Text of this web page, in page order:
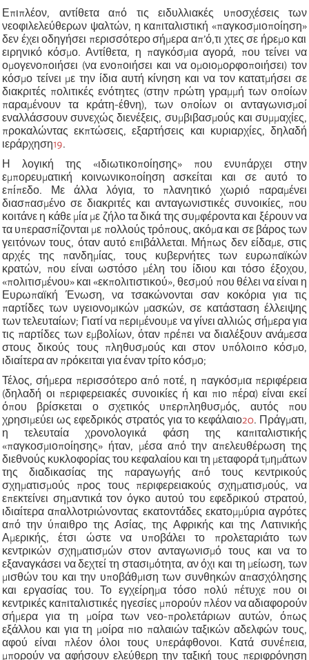
Επιπλέον, αντίθετα από τις ειδυλλιακές υποσχέσεις των
νεοφιλελεύθερων ψαλτών, η καπιταλιστική «παγκοσμιοποίηση»
δεν έχει οδηγήσει περισσότερο σήμερα απ’ό,τι χτες σε ήρεμο και
ειρηνικό κόσμο. Αντίθετα, η παγκόσμια αγορά, που τείνει να
ομογενοποιήσει (να ενοποιήσει και να ομοιομορφοποιήσει) τον
κόσμο τείνει με την ίδια αυτή κίνηση και να τον κατατμήσει σε
διακριτές πολιτικές ενότητες (στην πρώτη γραμμή των οποίων
παραμένουν τα κράτη-έθνη), των οποίων οι ανταγωνισμοί
εναλλάσσουν συνεχώς διενέξεις, συμβιβασμούς και συμμαχίες,
προκαλώντας εκπτώσεις, εξαρτήσεις και κυριαρχίες, δηλαδή
ιεράρχηση19.
Η λογική της «ιδιωτικοποίησης» που ενυπάρχει στην
εμπορευματική κοινωνικοποίηση ασκείται και σε αυτό το
επίπεδο. Με άλλα λόγια, το πλανητικό χωριό παραμένει
διασπασμένο σε διακριτές και ανταγωνιστικές συνοικίες, που
κοιτάνε η κάθε μία με ζήλο τα δικά της συμφέροντα και ξέρουν να
τα υπερασπίζονται με πολλούς τρόπους, ακόμα και σε βάρος των
γειτόνων τους, όταν αυτό επιβάλλεται. Μήπως δεν είδαμε, στις
αρχές της πανδημίας, τους κυβερνήτες των ευρωπαϊκών
κρατών, που είναι ωστόσο μέλη του ίδιου και τόσο έξοχου,
«πολιτισμένου» και«εκπολιτιστικού», θεσμού που θέλει να είναι η
Ευρωπαϊκή Ένωση, να τσακώνονται σαν κοκόρια για τις
παρτίδες των υγειονομικών μασκών, σε κατάσταση έλλειψης
των τελευταίων; Γιατί να περιμένουμε να γίνει αλλιώς σήμερα για
τις παρτίδες των εμβολίων, όταν πρέπει να διαλέξουν ανάμεσα
στους δικούς τους πληθυσμούς και στον υπόλοιπο κόσμο,
ιδιαίτερα αν πρόκειται για έναν τρίτο κόσμο;
Τέλος, σήμερα περισσότερο από ποτέ, η παγκόσμια περιφέρεια
(δηλαδή οι περιφερειακές συνοικίες ή και πιο πέρα) είναι εκεί
όπου βρίσκεται ο σχετικός υπερπληθυσμός, αυτός που
χρησιμεύει ως εφεδρικός στρατός για το κεφάλαιο20. Πράγματι,
η τελευταία χρονολογικά φάση της καπιταλιστικής
«παγκοσμιοποίησης» ήταν, μέσα από την απελευθέρωση της
διεθνούς κυκλοφορίας του κεφαλαίου και τη μεταφορά τμημάτων
της διαδικασίας της παραγωγής από τους κεντρικούς
σχηματισμούς προς τους περιφερειακούς σχηματισμούς, να
επεκτείνει σημαντικά τον όγκο αυτού του εφεδρικού στρατού,
ιδιαίτερα απαλλοτριώνοντας εκατοντάδες εκατομμύρια αγρότες
από την ύπαιθρο της Ασίας, της Αφρικής και της Λατινικής
Αμερικής, έτσι ώστε να υποβάλει το προλεταριάτο των
κεντρικών σχηματισμών στον ανταγωνισμό τους και να το
εξαναγκάσει να δεχτεί τη στασιμότητα, αν όχι και τη μείωση, των
μισθών του και την υποβάθμιση των συνθηκών απασχόλησης
και εργασίας του. Το εγχείρημα τόσο πολύ πέτυχε που οι
κεντρικές καπιταλιστικές ηγεσίες μπορούν πλέον να αδιαφορούν
σήμερα για τη μοίρα των νεο-προλετάριων αυτών, όπως
εξάλλου και για τη μοίρα πιο παλαιών ταξικών αδελφών τους,
αφού είναι πλέον όλοι τους υπεράφθονοι. Κατά συνέπεια,
μπορούν να αφήσουν ελεύθερη την ταξική τους περιφρόνηση